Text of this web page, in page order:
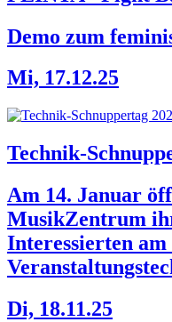
Demo zum
Mi, 17.12.25
Technik-
Am 14. Januar
MusikZentrum
Interessierten
Di, 18.11.25